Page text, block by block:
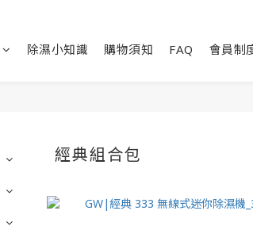
除濕小知識 購物須知 FAQ 會員制
經典組合包